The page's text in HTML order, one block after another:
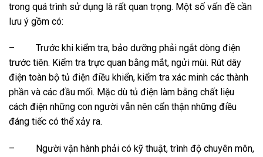
trong quá trình sử dụng là rất quan trọng. Một số vấn đề cần
lưu ý gồm có:
– Trước khi kiểm tra, bảo dưỡng phải ngắt dòng điện
trước tiên. Kiểm tra trực quan bằng mắt, ngửi mùi. Rút dây
điện toàn bộ tủ điện điều khiển, kiểm tra xác minh các thành
phần và các đầu mối. Mặc dù tủ điện làm bằng chất liệu
cách điện những con người vẫn nên cẩn thận những điều
đáng tiếc có thể xảy ra.
– Người vận hành phải có kỹ thuật, trình độ chuyên môn,